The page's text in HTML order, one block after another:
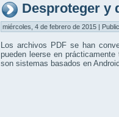
Desproteger y
miércoles, 4 de febrero de 2015 |
Los archivos PDF se han
pueden leerse en
son sistemas basados en